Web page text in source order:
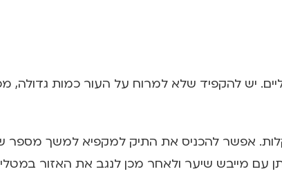
יש להקפיד שלא למרוח על העור כמות גדולה,
בקלות. אפשר להכניס את התיק למקפיא למשך
עם מייבש שיער ולאחר מכן לנגב את האזור